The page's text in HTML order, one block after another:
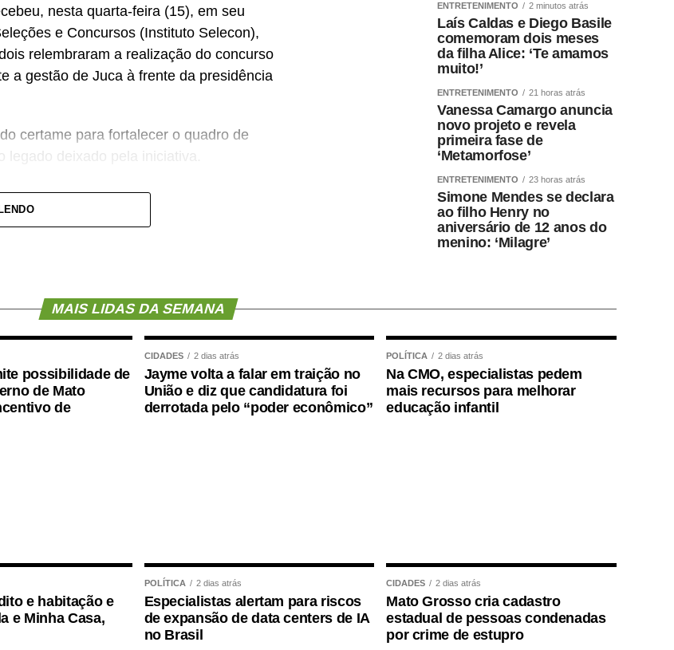
nesta quarta-feira (15), em seu
e Concursos (Instituto Selecon),
relembraram a realização do concurso
a gestão de Juca à frente da presidência
certame para fortalecer o quadro de
legado deixado pela iniciativa.
para atender a população cuiabana e
o parlamento mais antigo do
funções como técnico
e contador.
a confiança depositada no Instituto
conduzido.
porque, de fato, fizemos um
nos deu para realizarmos esse
ENTRETENIMENTO 2 minutos atrás
Laís Caldas e Diego Basile
comemoram dois meses
da filha Alice: ‘Te amamos
muito!’
ENTRETENIMENTO 21 horas atrás
Vanessa Camargo anuncia
novo projeto e revela
primeira fase de
‘Metamorfose’
ENTRETENIMENTO 23 horas atrás
Simone Mendes se declara
ao filho Henry no
aniversário de 12 anos do
menino: ‘Milagre’
MAIS LIDAS DA SEMANA
possibilidade de
de Mato
de
CIDADES 2 dias atrás
Jayme volta a falar em traição no
União e diz que candidatura foi
derrotada pelo “poder econômico”
POLÍTICA 2 dias atrás
Na CMO, especialistas pedem
mais recursos para melhorar
educação infantil
e habitação e
e Minha Casa,
POLÍTICA 2 dias atrás
Especialistas alertam para riscos
de expansão de data centers de IA
no Brasil
CIDADES 2 dias atrás
Mato Grosso cria cadastro
estadual de pessoas condenadas
por crime de estupro